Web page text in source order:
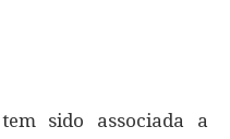
sido associada a